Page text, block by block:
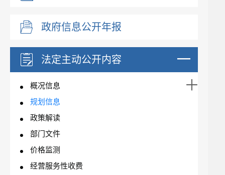
政府信息公开年报
法定主动公开内容
概况信息
规划信息
政策解读
部门文件
价格监测
经营服务性收费